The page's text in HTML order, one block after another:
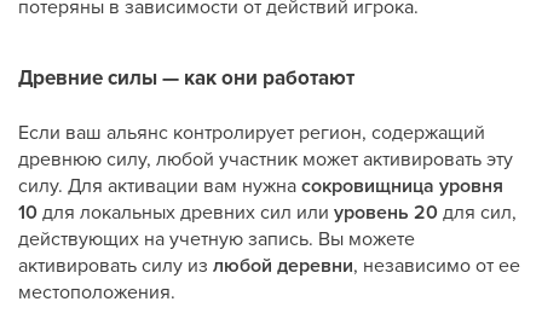
потеряны в зависимости от действий игрока.
Древние силы — как они работают
Если ваш альянс контролирует регион, содержащий
древнюю силу, любой участник может активировать эту
силу. Для активации вам нужнасокровищница уровня
10для локальных древних сил или уровень 20для сил,
действующих на учетную запись. Вы можете
активировать силу из любой деревни, независимо от ее
местоположения.